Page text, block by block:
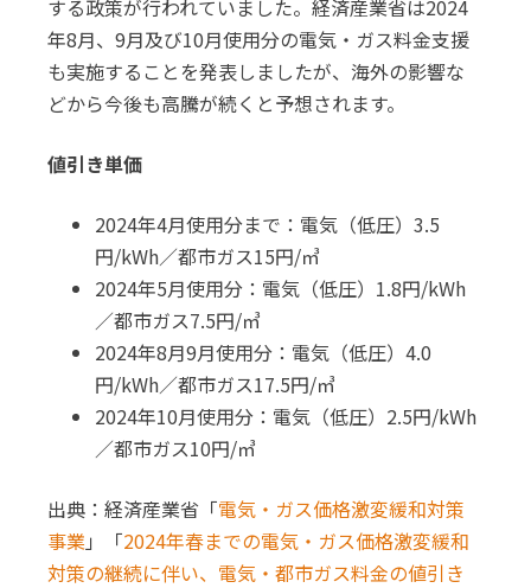
する政策が行われていました。経済産業省は2024
年8月、9月及び10月使用分の電気・ガス料金支援
も実施することを発表しましたが、海外の影響な
どから今後も高騰が続くと予想されます。
値引き単価
2024年4月使用分まで：電気（低圧）3.5
円/kWh／都市ガス15円/㎥
2024年5月使用分：電気（低圧）1.8円/kWh
／都市ガス7.5円/㎥
2024年8月9月使用分：電気（低圧）4.0
円/kWh／都市ガス17.5円/㎥
2024年10月使用分：電気（低圧）2.5円/kWh
／都市ガス10円/㎥
出典：経済産業省「電気・ガス価格激変緩和対策
事業」「2024年春までの電気・ガス価格激変緩和
対策の継続に伴い、電気・都市ガス料金の値引き